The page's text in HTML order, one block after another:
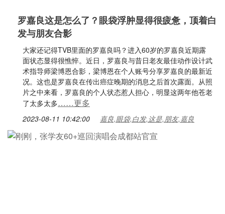
罗嘉良这是怎么了？眼袋浮肿显得很疲惫，顶着白
发与朋友合影
大家还记得TVB里面的罗嘉良吗？进入60岁的罗嘉良近期露
面状态显得很憔悴。近日，罗嘉良与昔日老友最佳动作设计武
术指导师梁博恩合影，梁博恩在个人账号分享罗嘉良的最新近
况。这也是罗嘉良在传出癌症晚期的消息之后首次露面。从照
片之中来看，罗嘉良的个人状态惹人担心，明显这两年他苍老
了太多太多……更多
2023-08-11 10:42:00 嘉良,眼袋,白发,这是,朋友,嘉良